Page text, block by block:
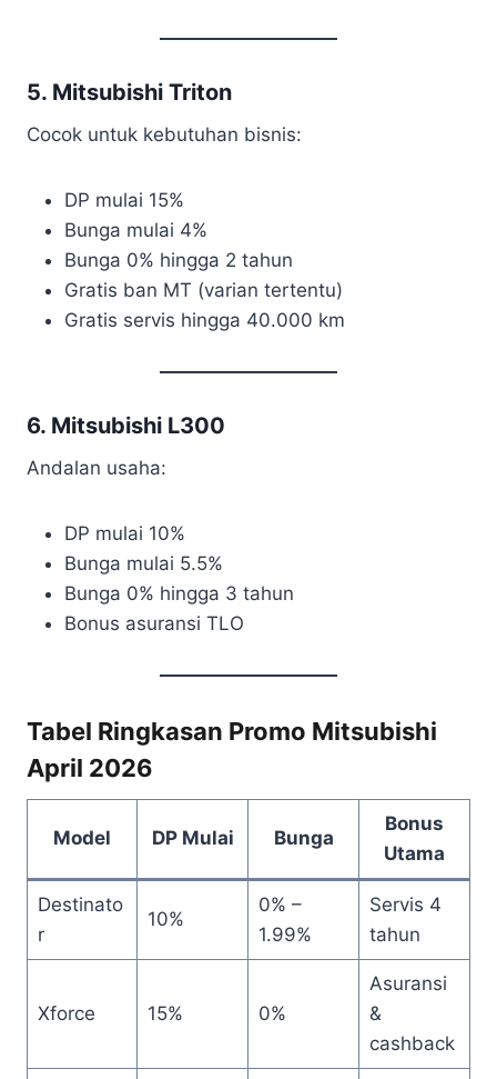
5. Mitsubishi Triton
Cocok untuk kebutuhan bisnis:
DP mulai 15%
Bunga mulai 4%
Bunga 0% hingga 2 tahun
Gratis ban MT (varian tertentu)
Gratis servis hingga 40.000 km
6. Mitsubishi L300
Andalan usaha:
DP mulai 10%
Bunga mulai 5.5%
Bunga 0% hingga 3 tahun
Bonus asuransi TLO
Tabel Ringkasan Promo Mitsubishi
April 2026
Model DP Mulai Bunga
Bonus
Utama
Destinato
r
10%
0% –
1.99%
Servis 4
tahun
Xforce 15% 0%
Asuransi
&
cashback